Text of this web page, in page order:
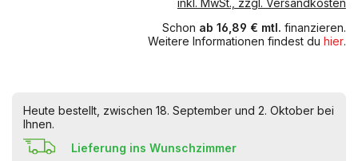
inkl. MwSt., zzgl. Versandkosten
Schon ab 16,89 € mtl. finanzieren.
Weitere Informationen findest du hier.
Heute bestellt, zwischen 18. September und 2. Oktober bei
Ihnen.
Lieferung ins Wunschzimmer